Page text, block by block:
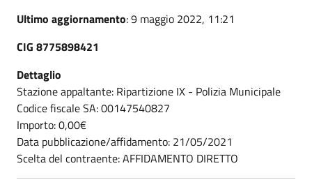
Ultimo aggiornamento: 9 maggio 2022, 11:21
CIG 8775898421
Dettaglio
Stazione appaltante: Ripartizione IX - Polizia Municipale
Codice fiscale SA: 00147540827
Importo: 0,00€
Data pubblicazione/affidamento: 21/05/2021
Scelta del contraente: AFFIDAMENTO DIRETTO